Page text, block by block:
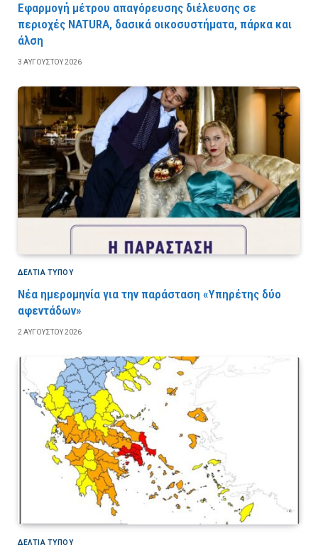
Εφαρμογή μέτρου απαγόρευσης διέλευσης σε
περιοχές NATURA, δασικά οικοσυστήματα, πάρκα και
άλση
3 ΑΥΓΟΎΣΤΟΥ 2026
ΔΕΛΤΙΑ ΤΥΠΟΥ
Νέα ημερομηνία για την παράσταση «Υπηρέτης δύο
αφεντάδων»
2 ΑΥΓΟΎΣΤΟΥ 2026
ΔΕΛΤΙΑ ΤΥΠΟΥ